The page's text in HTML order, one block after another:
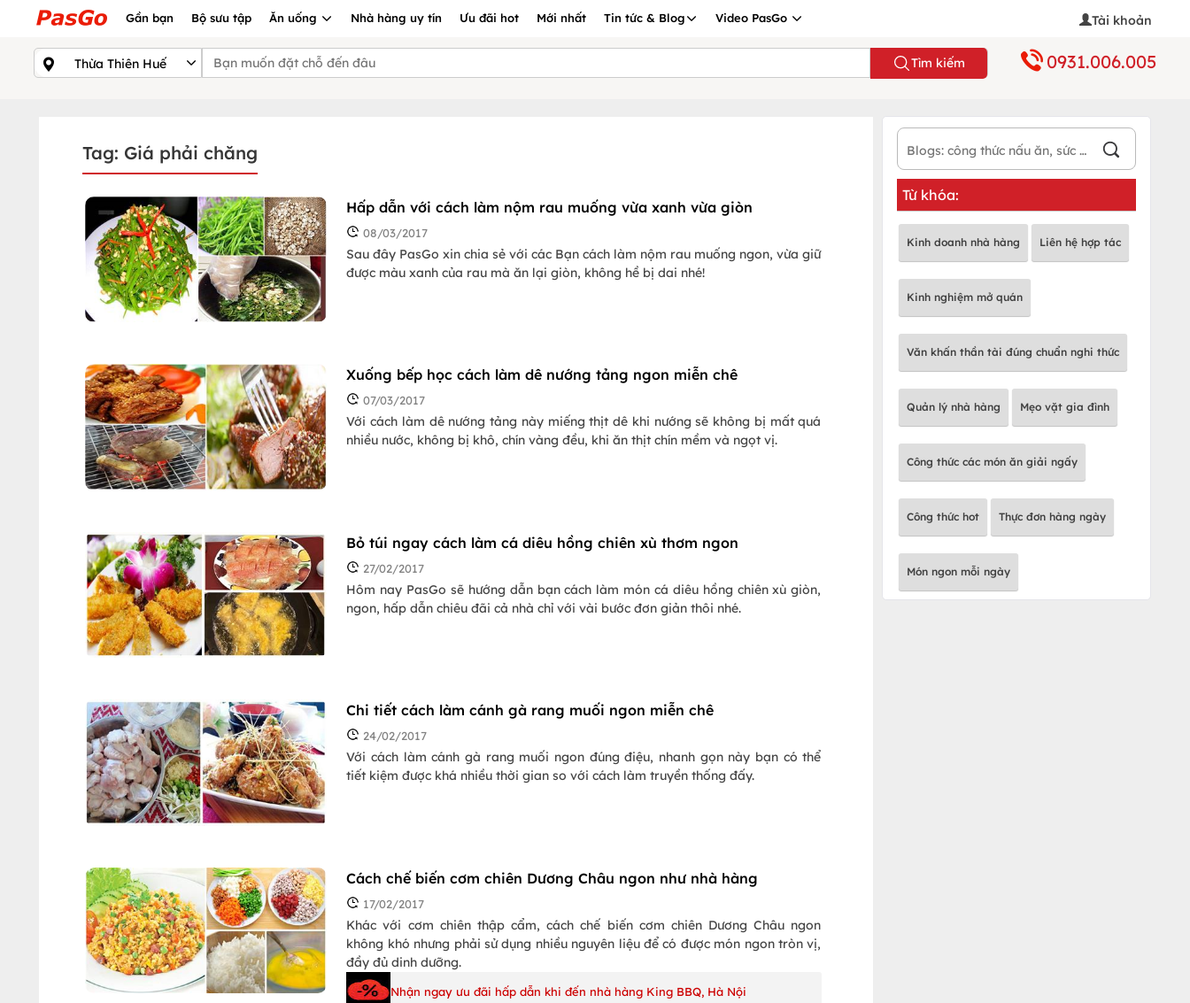
Gần bạn Bộ sưu tập Ăn uống Nhà hàng uy tín Ưu đãi hot Mới nhất Tin tức & Blog Video PasGo Tài khoản
Tìm kiếm 0931.006.005
Tag: Giá phải chăng
Hấp dẫn với cách làm nộm rau muống vừa xanh vừa giòn
08/03/2017
Sau đây PasGo xin chia sẻ với các Bạn cách làm nộm rau muống ngon, vừa giữ
được màu xanh của rau mà ăn lại giòn, không hề bị dai nhé!
Xuống bếp học cách làm dê nướng tảng ngon miễn chê
07/03/2017
Với cách làm dê nướng tảng này miếng thịt dê khi nướng sẽ không bị mất quá
nhiều nước, không bị khô, chín vàng đều, khi ăn thịt chín mềm và ngọt vị.
Bỏ túi ngay cách làm cá diêu hồng chiên xù thơm ngon
27/02/2017
Hôm nay PasGo sẽ hướng dẫn bạn cách làm món cá diêu hồng chiên xù giòn,
ngon, hấp dẫn chiêu đãi cả nhà chỉ với vài bước đơn giản thôi nhé.
Chi tiết cách làm cánh gà rang muối ngon miễn chê
24/02/2017
Với cách làm cánh gà rang muối ngon đúng điệu, nhanh gọn này bạn có thể
tiết kiệm được khá nhiều thời gian so với cách làm truyền thống đấy.
Cách chế biến cơm chiên Dương Châu ngon như nhà hàng
17/02/2017
Khác với cơm chiên thập cẩm, cách chế biến cơm chiên Dương Châu ngon
không khó nhưng phải sử dụng nhiều nguyên liệu để có được món ngon tròn vị,
đầy đủ dinh dưỡng.
Nhận ngay ưu đãi hấp dẫn khi đến nhà hàng King BBQ, Hà Nội
Từ khóa:
Kinh doanh nhà hàng Liên hệ hợp tác
Kinh nghiệm mở quán
Văn khấn thần tài đúng chuẩn nghi thức
Quản lý nhà hàng Mẹo vặt gia đình
Công thức các món ăn giải ngấy
Công thức hot Thực đơn hàng ngày
Món ngon mỗi ngày